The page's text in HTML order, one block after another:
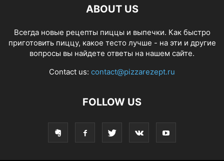
ABOUT US
Всегда новые рецепты пиццы и выпечки. Как быстро
приготовить пиццу, какое тесто лучше - на эти и другие
вопросы вы найдете ответы на нашем сайте.
Contact us: contact@pizzarezept.ru
FOLLOW US